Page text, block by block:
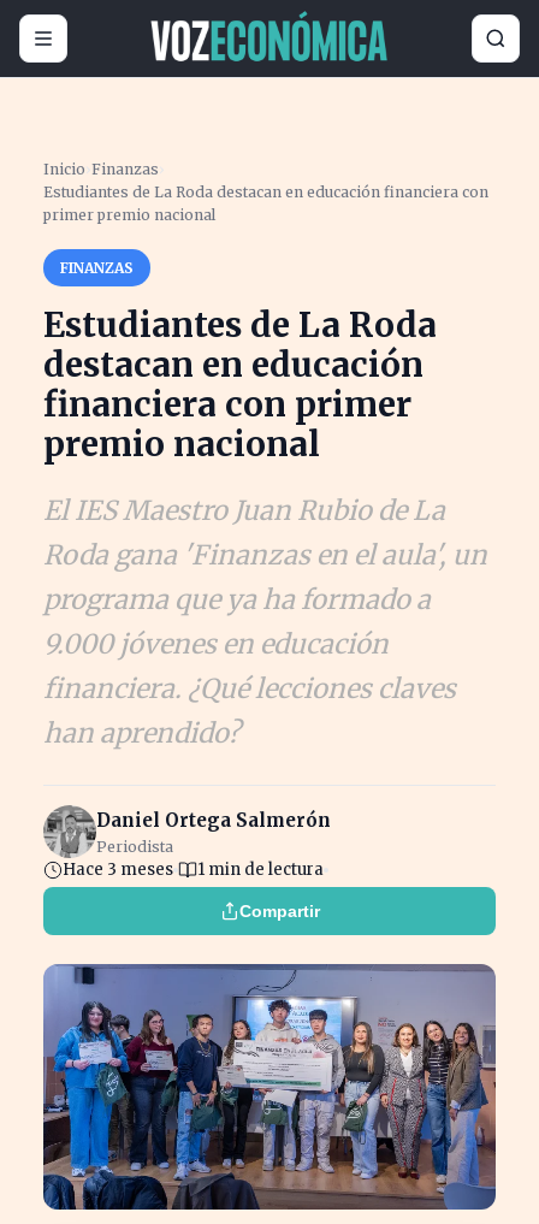
Inicio ›Finanzas ›
Estudiantes de La Roda destacan en educación financiera con
primer premio nacional
FINANZAS
Estudiantes de La Roda
destacan en educación
financiera con primer
premio nacional
El IES Maestro Juan Rubio de La
Roda gana 'Finanzas en el aula', un
programa que ya ha formado a
9.000 jóvenes en educación
financiera. ¿Qué lecciones claves
han aprendido?
Daniel Ortega Salmerón
Periodista
Hace 3 meses 1 min de lectura
Compartir